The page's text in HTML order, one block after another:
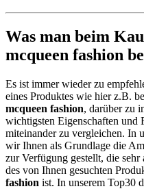
Was man beim
mcqueen fashion
Es ist immer wieder zu
eines Produktes wie hier z.B.
mcqueen fashion, darüber zu
wichtigsten Eigenschaften und
miteinander zu vergleichen. In
wir Ihnen als Grundlage die
zur Verfügung gestellt, die
des von Ihnen gesuchten
fashion ist. In unserem Top30